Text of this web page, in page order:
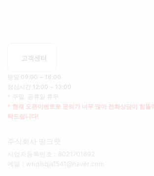
고객센터
평일 09:00 ~ 18:00
점심시간 12:00 ~ 13:00
* 현재 오픈이벤트로 문의가 너무 많아 전화상담이 힘들
탁드립니다!
주식회사 띵크펫
사업자등록번호 : 8021701892
메일 : whdlsqja1541@naver.com